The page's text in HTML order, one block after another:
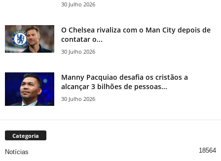
30 Julho 2026
O Chelsea rivaliza com o Man City depois de
contatar o...
30 Julho 2026
Manny Pacquiao desafia os cristãos a
alcançar 3 bilhões de pessoas...
30 Julho 2026
Categoria
Notícias 18564